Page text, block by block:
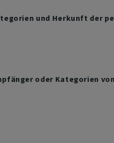
und Herkunft der
oder Kategorien